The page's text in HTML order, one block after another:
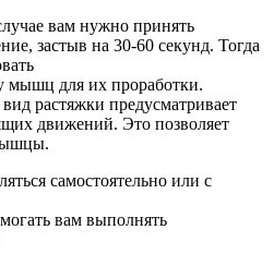
вам нужно принять
застыв на 30-60 секунд. Тогда
мышц для их проработки.
растяжки предусматривает
движений. Это позволяет
самостоятельно или с
вам выполнять